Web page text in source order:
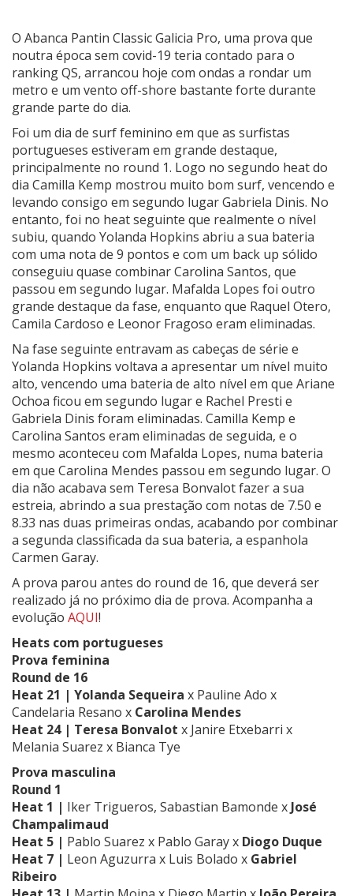
O Abanca Pantin Classic Galicia Pro, uma prova que
noutra época sem covid-19 teria contado para o
ranking QS, arrancou hoje com ondas a rondar um
metro e um vento off-shore bastante forte durante
grande parte do dia.
Foi um dia de surf feminino em que as surfistas
portugueses estiveram em grande destaque,
principalmente no round 1. Logo no segundo heat do
dia Camilla Kemp mostrou muito bom surf, vencendo e
levando consigo em segundo lugar Gabriela Dinis. No
entanto, foi no heat seguinte que realmente o nível
subiu, quando Yolanda Hopkins abriu a sua bateria
com uma nota de 9 pontos e com um back up sólido
conseguiu quase combinar Carolina Santos, que
passou em segundo lugar. Mafalda Lopes foi outro
grande destaque da fase, enquanto que Raquel Otero,
Camila Cardoso e Leonor Fragoso eram eliminadas.
Na fase seguinte entravam as cabeças de série e
Yolanda Hopkins voltava a apresentar um nível muito
alto, vencendo uma bateria de alto nível em que Ariane
Ochoa ficou em segundo lugar e Rachel Presti e
Gabriela Dinis foram eliminadas. Camilla Kemp e
Carolina Santos eram eliminadas de seguida, e o
mesmo aconteceu com Mafalda Lopes, numa bateria
em que Carolina Mendes passou em segundo lugar. O
dia não acabava sem Teresa Bonvalot fazer a sua
estreia, abrindo a sua prestação com notas de 7.50 e
8.33 nas duas primeiras ondas, acabando por combinar
a segunda classificada da sua bateria, a espanhola
Carmen Garay.
A prova parou antes do round de 16, que deverá ser
realizado já no próximo dia de prova. Acompanha a
evolução AQUI!
Heats com portugueses
Prova feminina
Round de 16
Heat 21 | Yolanda Sequeira x Pauline Ado x
Candelaria Resano x Carolina Mendes
Heat 24 | Teresa Bonvalot x Janire Etxebarri x
Melania Suarez x Bianca Tye
Prova masculina
Round 1
Heat 1 | Iker Trigueros, Sabastian Bamonde x José
Champalimaud
Heat 5 | Pablo Suarez x Pablo Garay x Diogo Duque
Heat 7 | Leon Aguzurra x Luis Bolado x Gabriel
Ribeiro